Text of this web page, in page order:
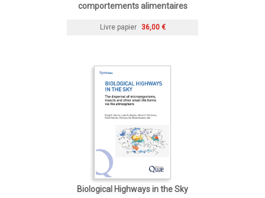
comportements alimentaires
Livre papier 36,00 €
Biological Highways in the Sky